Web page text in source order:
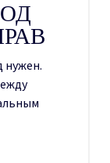
нужен.